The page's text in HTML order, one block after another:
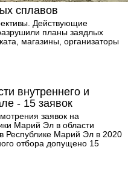
сплавов
Действующие
планы заядлых
магазины, организаторы
внутреннего и
- 15 заявок
заявок на
Марий Эл в области
Республике Марий Эл в 2020
отбора допущено 15